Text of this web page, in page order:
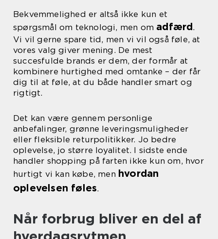
Bekvemmelighed er altså ikke kun et
spørgsmål om teknologi, men om adfærd.
Vi vil gerne spare tid, men vi vil også føle, at
vores valg giver mening. De mest
succesfulde brands er dem, der formår at
kombinere hurtighed med omtanke – der får
dig til at føle, at du både handler smart og
rigtigt.
Det kan være gennem personlige
anbefalinger, grønne leveringsmuligheder
eller fleksible returpolitikker. Jo bedre
oplevelse, jo større loyalitet. I sidste ende
handler shopping på farten ikke kun om, hvor
hurtigt vi kan købe, men hvordan
oplevelsen føles.
Når forbrug bliver en del af